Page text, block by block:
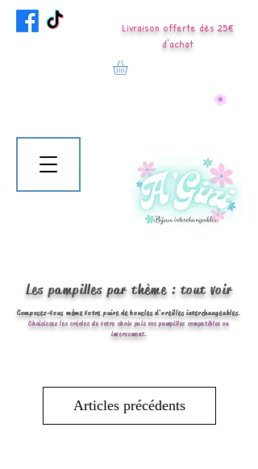
Livraison offerte dès 25€
d'achat
Les pampilles par thème : tout voir
Composez-vous même votre paire de boucles d'oreilles interchangeables.
Choisissez les créoles de votre choix puis vos pampilles compatibles ou
inversement.
Articles précédents